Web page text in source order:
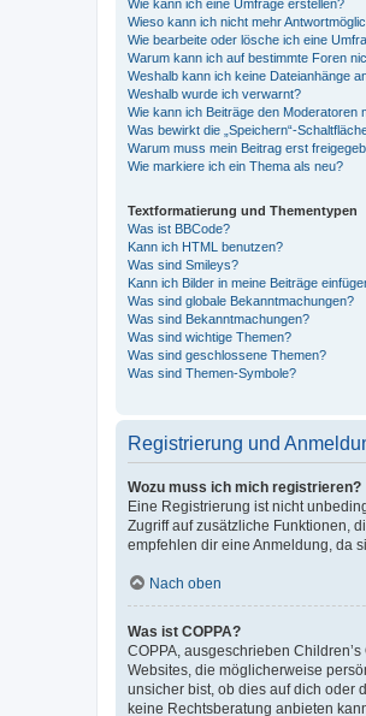
Wie kann ich eine Umfrage erstellen?
Wieso kann ich nicht mehr
Wie bearbeite oder lösche ich eine
Warum kann ich auf bestimmte Foren
Weshalb kann ich keine Dateianhänge
Weshalb wurde ich verwarnt?
Wie kann ich Beiträge den Moderatoren
Was bewirkt die „Speichern“-
Warum muss mein Beitrag erst
Wie markiere ich ein Thema als neu?
Textformatierung und Thementypen
Was ist BBCode?
Kann ich HTML benutzen?
Was sind Smileys?
Kann ich Bilder in meine Beiträge
Was sind globale Bekanntmachungen?
Was sind Bekanntmachungen?
Was sind wichtige Themen?
Was sind geschlossene Themen?
Was sind Themen-Symbole?
Registrierung und
Wozu muss ich mich registrieren?
Eine Registrierung ist nicht
Zugriff auf zusätzliche Funktionen,
empfehlen dir eine Anmeldung, da
Nach oben
Was ist COPPA?
COPPA, ausgeschrieben
Websites, die möglicherweise
unsicher bist, ob dies auf dich oder
keine Rechtsberatung anbieten